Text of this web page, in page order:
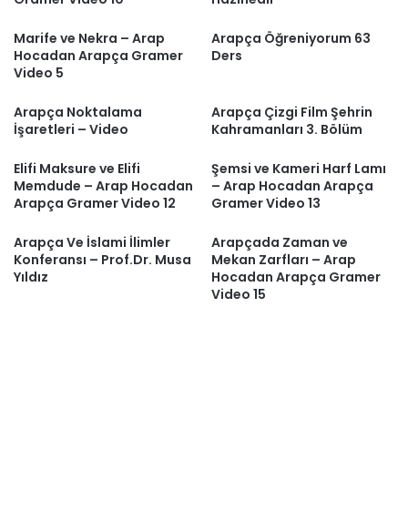
Marife ve Nekra – Arap
Hocadan Arapça Gramer
Video 5
Arapça Öğreniyorum 63
Ders
Arapça Noktalama
İşaretleri – Video
Arapça Çizgi Film Şehrin
Kahramanları 3. Bölüm
Elifi Maksure ve Elifi
Memdude – Arap Hocadan
Arapça Gramer Video 12
Şemsi ve Kameri Harf Lamı
– Arap Hocadan Arapça
Gramer Video 13
Arapça Ve İslami İlimler
Konferansı – Prof.Dr. Musa
Yıldız
Arapçada Zaman ve
Mekan Zarfları – Arap
Hocadan Arapça Gramer
Video 15